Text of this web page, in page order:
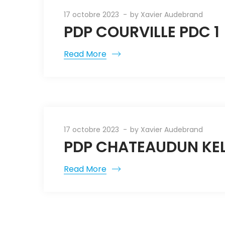
17 octobre 2023 by Xavier Audebrand
PDP COURVILLE PDC 1
Read More
17 octobre 2023 by Xavier Audebrand
PDP CHATEAUDUN
Read More